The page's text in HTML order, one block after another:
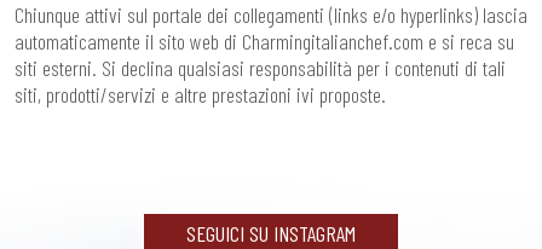
Chiunque attivi sul portale dei collegamenti (links e/o hyperlinks) lascia
automaticamente il sito web di Charmingitalianchef.com e si reca su
siti esterni. Si declina qualsiasi responsabilità per i contenuti di tali
siti, prodotti/servizi e altre prestazioni ivi proposte.
SEGUICI SU INSTAGRAM